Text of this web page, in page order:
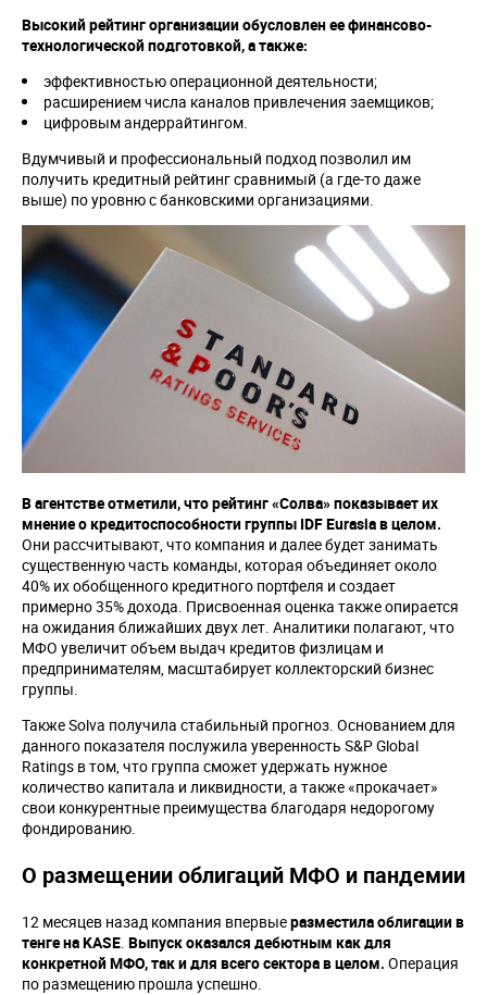
Высокий рейтинг организации обусловлен ее финансово-
технологической подготовкой, а также:
эффективностью операционной деятельности;
расширением числа каналов привлечения заемщиков;
цифровым андеррайтингом.
Вдумчивый и профессиональный подход позволил им
получить кредитный рейтинг сравнимый (а где-то даже
выше) по уровню с банковскими организациями.
В агентстве отметили, что рейтинг «Солва» показывает их
мнение о кредитоспособности группы IDFEurasiaв целом.
Они рассчитывают, что компания и далее будет занимать
существенную часть команды, которая объединяет около
40% их обобщенного кредитного портфеля и создает
примерно 35% дохода. Присвоенная оценка также опирается
на ожидания ближайших двух лет. Аналитики полагают, что
МФО увеличит объем выдач кредитов физлицам и
предпринимателям, масштабирует коллекторский бизнес
группы.
Также Solva получила стабильный прогноз. Основанием для
данного показателя послужила уверенность S&P Global
Ratings в том, что группа сможет удержать нужное
количество капитала и ликвидности, а также «прокачает»
свои конкурентные преимущества благодаря недорогому
фондированию.
О размещении облигаций МФО и пандемии
12 месяцев назад компания впервыеразместила облигации в
тенге наKASE. Выпуск оказался дебютным как для
конкретной МФО, так и для всего сектора в целом. Операция
по размещению прошла успешно.